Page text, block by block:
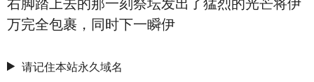
右脚踏上去的那一刻祭坛发出了猛烈的光芒将伊
万完全包裹，同时下一瞬伊
请记住本站永久域名